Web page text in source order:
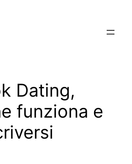
Dating,
funziona e